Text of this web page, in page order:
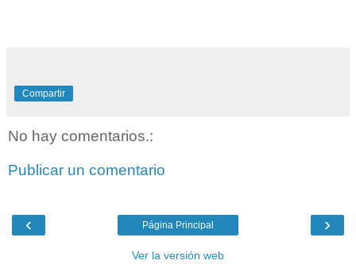
Compartir
No hay comentarios.:
Publicar un comentario
‹ ›
Página Principal
Ver la versión web